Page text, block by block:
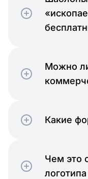
Можно
Какие
Чем это